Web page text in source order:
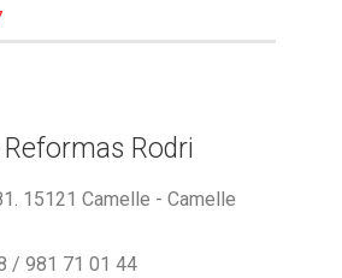
Rodri
15121 Camelle - Camelle
/ 981 71 01 44